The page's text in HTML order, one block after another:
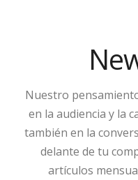
Nuestro
en la audiencia y la
también en la
delante de tu
artículos